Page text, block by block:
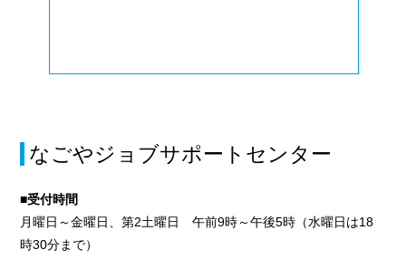
なごやジョブサポートセンター
■受付時間
月曜日～金曜日、第2土曜日 午前9時～午後5時（水曜日は18
時30分まで）